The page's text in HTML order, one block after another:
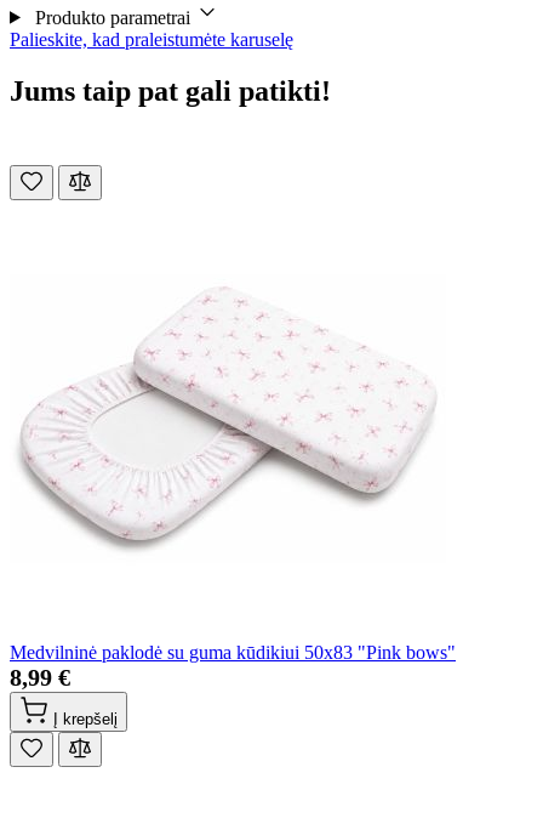
Produkto parametrai
Palieskite, kad praleistumėte karuselę
Jums taip pat gali patikti!
Medvilninė paklodė su guma kūdikiui 50x83 "Pink bows"
8,99 €
Į krepšelį